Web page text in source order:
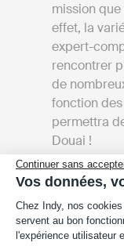
Continuer sans
Vos données,
Plateforme de
Chez Indy, nos
servent au bon
l'expérience utilisateur
mission
effet, la
expert-
rencontrer
de
fonction
permettra
Douai !
Comparer
d’expertise
petites
fonction de